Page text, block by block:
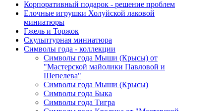
Корпоративный подарок - решение проблем
Елочные игрушки Холуйской лаковой
миниатюры
Гжель и Торжок
Скульптурная миниатюра
Символы года - коллекции
Символы года Мыши (Крысы) от
"Мастерской майолики Павловой и
Шепелева"
Символы года Мыши (Крысы)
Символы года Быка
Символы года Тигра